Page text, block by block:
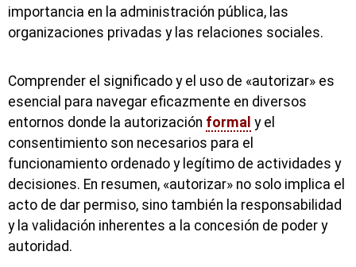
importancia en la administración pública, las
organizaciones privadas y las relaciones sociales.
Comprender el significado y el uso de «autorizar» es
esencial para navegar eficazmente en diversos
entornos donde la autorización formal y el
consentimiento son necesarios para el
funcionamiento ordenado y legítimo de actividades y
decisiones. En resumen, «autorizar» no solo implica el
acto de dar permiso, sino también la responsabilidad
y la validación inherentes a la concesión de poder y
autoridad.